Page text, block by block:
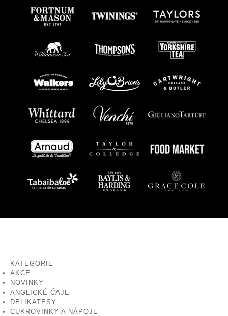
KATEGORIE
AKCE
NOVINKY
ANGLICKÉ ČAJE
DELIKATESY
CUKROVINKY A NÁPOJE